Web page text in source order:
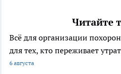
Читайте
Всё для организации
для тех, кто переживает
6 августа